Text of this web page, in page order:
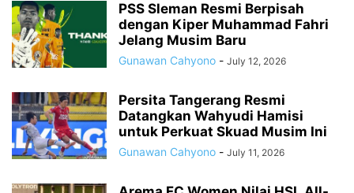
PSS Sleman Resmi Berpisah
dengan Kiper Muhammad Fahri
Jelang Musim Baru
Gunawan Cahyono - July 12, 2026
Persita Tangerang Resmi
Datangkan Wahyudi Hamisi
untuk Perkuat Skuad Musim Ini
Gunawan Cahyono - July 11, 2026